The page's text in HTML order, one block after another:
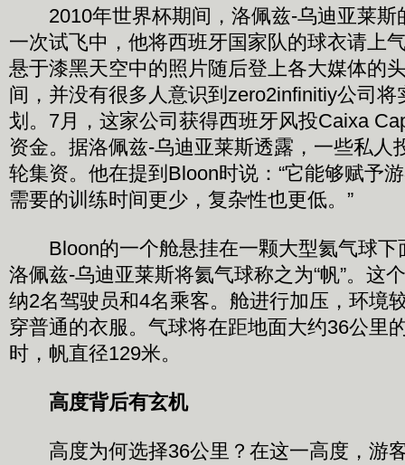
2010年世界杯期间，洛佩兹-乌迪亚莱斯
一次试飞中，他将西班牙国家队的球衣请上
悬于漆黑天空中的照片随后登上各大媒体的
间，并没有很多人意识到zero2infinitiy公司
划。7月，这家公司获得西班牙风投Caixa
资金。据洛佩兹-乌迪亚莱斯透露，一些私人
轮集资。他在提到Bloon时说：“它能够赋予
需要的训练时间更少，复杂性也更低。”
Bloon的一个舱悬挂在一颗大型氦气球下
洛佩兹-乌迪亚莱斯将氦气球称之为“帆”。这
纳2名驾驶员和4名乘客。舱进行加压，环境
穿普通的衣服。气球将在距地面大约36公里
时，帆直径129米。
高度背后有玄机
高度为何选择36公里？在这一高度，游